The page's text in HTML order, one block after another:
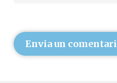
Envia un comentari